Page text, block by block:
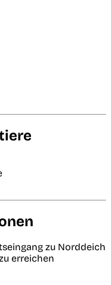
zu Norddeich
erreichen